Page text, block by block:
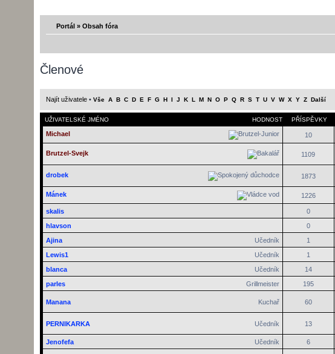
Portál» Obsah fóra
Členové
Najít uživatele• Vše A B C D E F G H I J K L M N O P Q R S T U V W X Y Z Další
HODNOST
UŽIVATELSKÉ JMÉNO PŘÍSPĚVKY
Michael 10
Brutzel-Svejk 1109
drobek 1873
Mánek 1226
skalis 0
hlavson
0
Učedník
Ajina 1
Učedník
Lewis1 1
Učedník
blanca 14
Grillmeister
parles 195
Kuchař
Manana 60
Učedník
PERNIKARKA 13
Učedník
Jenofefa 6